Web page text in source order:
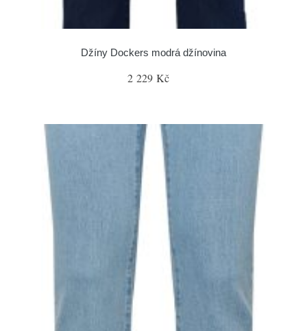
Džíny Dockers modrá džínovina
2 229 Kč